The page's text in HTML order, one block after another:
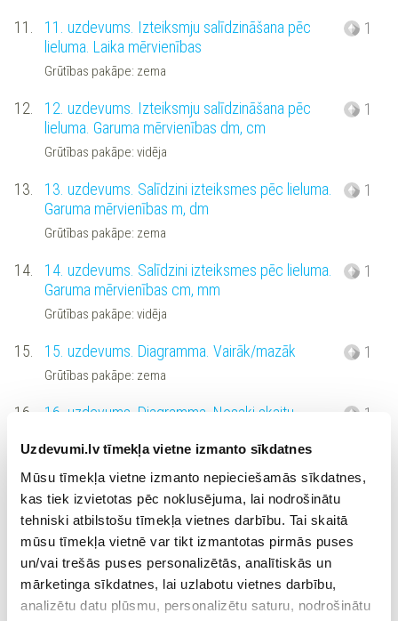
Uzdevumi.lv tīmekļa vietne izmanto sīkdatnes
Mūsu tīmekļa vietne izmanto nepieciešamās sīkdatnes,
kas tiek izvietotas pēc noklusējuma, lai nodrošinātu
tehniski atbilstošu tīmekļa vietnes darbību. Tai skaitā
mūsu tīmekļa vietnē var tikt izmantotas pirmās puses
un/vai trešās puses personalizētās, analītiskās un
mārketinga sīkdatnes, lai uzlabotu vietnes darbību,
analizētu datu plūsmu, personalizētu saturu, nodrošinātu
11.
11. uzdevums. Izteiksmju salīdzināšana pēc
lieluma. Laika mērvienības
Grūtības pakāpe: zema
1
12.
12. uzdevums. Izteiksmju salīdzināšana pēc
lieluma. Garuma mērvienības dm, cm
Grūtības pakāpe: vidēja
1
13.
13. uzdevums. Salīdzini izteiksmes pēc lieluma.
Garuma mērvienības m, dm
Grūtības pakāpe: zema
1
14.
14. uzdevums. Salīdzini izteiksmes pēc lieluma.
Garuma mērvienības cm, mm
Grūtības pakāpe: vidēja
1
15. 15. uzdevums. Diagramma. Vairāk/mazāk
Grūtības pakāpe: zema
1
16. 16. uzdevums. Diagramma. Nosaki skaitu 1
17. 17. uzdevums. Diagramma. Kopīgais skaits
Grūtības pakāpe: vidēja
18. 18. uzdevums. Diagramma. Par cik
vairāk/mazāk
Grūtības pakāpe: vidēja
19. 19. uzdevums. Diagramma. Cik reižu